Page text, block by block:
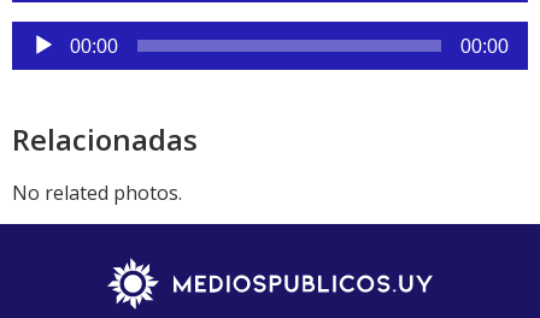
audio
Reproductor
de
00:00 00:00
Relacionadas
No related photos.